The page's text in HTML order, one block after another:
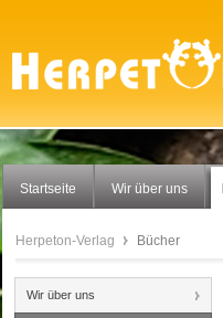
Startseite Wir über uns
Herpeton-Verlag Bücher
Wir über uns